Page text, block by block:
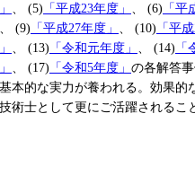
、 (5) 「平成23年度」 、 (6) 「平
、 (9) 「平成27年度」 、 (10) 「平
、 (13) 「令和元年度」 、 (14) 「
、 (17) 「令和5年度」 の各解答
本的な実力が養われる。効果的
術士として更にご活躍されるこ